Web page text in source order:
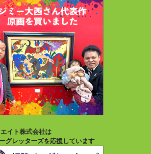
イト株式会社は
グレッターズを応援しています